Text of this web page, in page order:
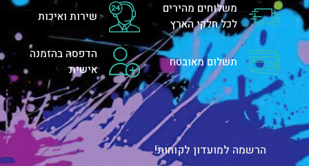
משלוחים מהירים
לכל חלקי הארץ
שירות ואיכות
תשלום מאובטח
הדפסה בהזמנה
אישית
הרשמה למועדון לקוחות!